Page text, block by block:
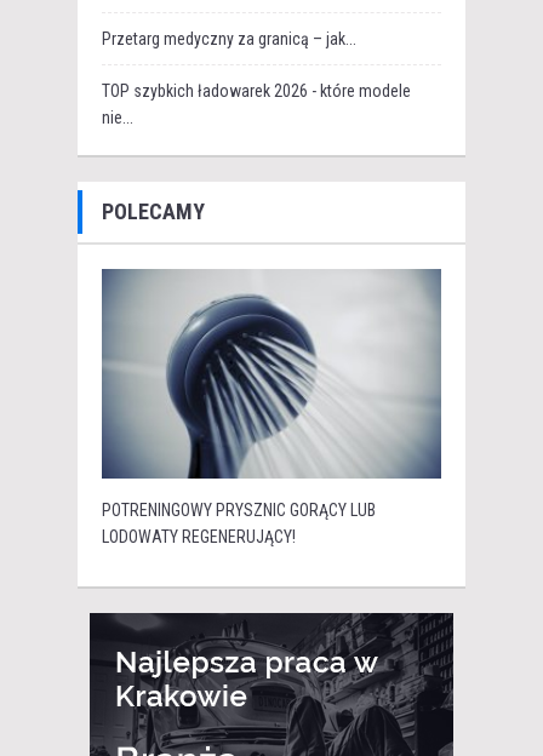
Przetarg medyczny za granicą – jak...
TOP szybkich ładowarek 2026 - które modele
nie...
POLECAMY
POTRENINGOWY PRYSZNIC GORĄCY LUB
LODOWATY REGENERUJĄCY!